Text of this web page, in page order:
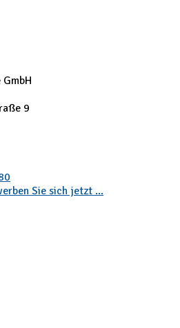
9
Sie sich jetzt ...